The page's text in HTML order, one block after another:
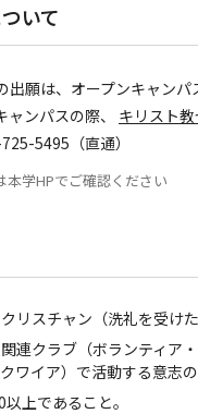
いて
願は、オープンキャンパ
ンパスの際、 キリスト
5495（直通）
本学HPでご確認ください
リスチャン（洗礼を受け
連クラブ（ボランティア
ワイア）で活動する意志の
上であること。